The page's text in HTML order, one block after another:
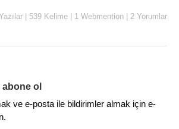
539 Kelime 1 Webmention 2 Yorumlar
ol
ve e-posta ile bildirimler almak için e-